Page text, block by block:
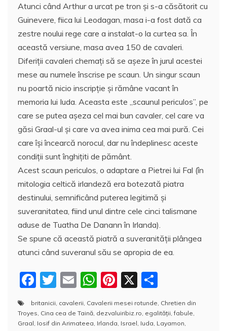
Atunci când Arthur a urcat pe tron și s-a căsătorit cu
Guinevere, fiica lui Leodagan, masa i-a fost dată ca
zestre noului rege care a instalat-o la curtea sa. În
această versiune, masa avea 150 de cavaleri.
Diferiţii cavaleri chemați să se așeze în jurul acestei
mese au numele înscrise pe scaun. Un singur scaun
nu poartă nicio inscripție și rămâne vacant în
memoria lui Iuda. Aceasta este „scaunul periculos”, pe
care se putea aşeza cel mai bun cavaler, cel care va
găsi Graal-ul și care va avea inima cea mai pură. Cei
care îşi încearcă norocul, dar nu îndeplinesc aceste
condiții sunt înghițiti de pământ.
Acest scaun periculos, o adaptare a Pietrei lui Fal (în
mitologia celtică irlandeză era botezată piatra
destinului, semnificând puterea legitimă şi
suveranitatea, fiind unul dintre cele cinci talismane
aduse de Tuatha De Danann în Irlanda).
Se spune că această piatră a suveranităţii plângea
atunci când suveranul său se apropia de ea.
F
a
c
T
itt
E
m
ai
W
h
at
Pi
nt
er
X
a
rt
britanicii cavalerii Cavalerii mesei rotunde Chretien din
Troyes Cina cea de Taină dezvaluiribiz.ro egalității ,fabule
Graal Iosif din Arimateea Irlanda Israel Iuda Layamon